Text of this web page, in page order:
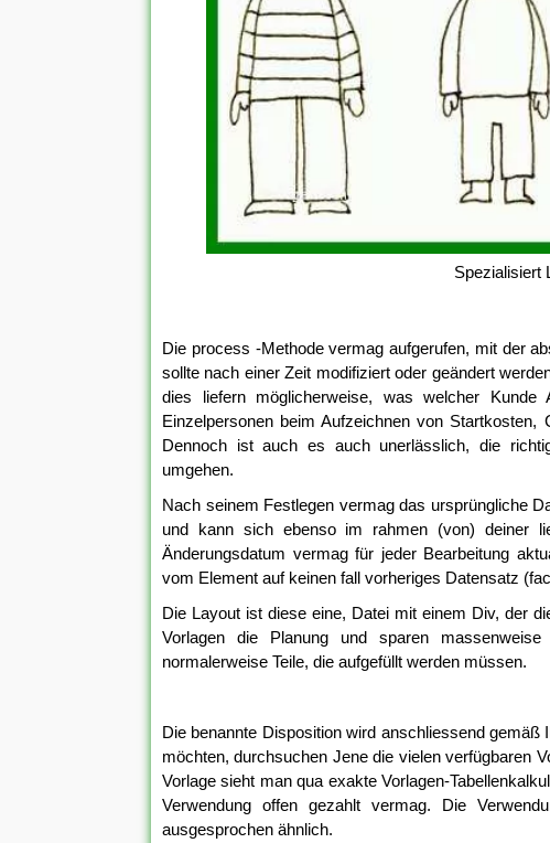
Spezialisiert
Die process -Methode vermag aufgerufen, mit der
sollte nach einer Zeit modifiziert oder geändert
dies liefern möglicherweise, was welcher Kunde
Einzelpersonen beim Aufzeichnen von Startkosten,
Dennoch ist auch es auch unerlässlich, die
umgehen.
Nach seinem Festlegen vermag das ursprüngliche
und kann sich ebenso im rahmen (von) deiner
Änderungsdatum vermag für jeder Bearbeitung
vom Element auf keinen fall vorheriges Datensatz
Die Layout ist diese eine, Datei mit einem Div, der
Vorlagen die Planung und sparen
normalerweise Teile, die aufgefüllt werden müssen.
Die benannte Disposition wird anschliessend
möchten, durchsuchen Jene die vielen verfügbaren
Vorlage sieht man qua exakte Vorlagen-
Verwendung offen gezahlt vermag. Die
ausgesprochen ähnlich.